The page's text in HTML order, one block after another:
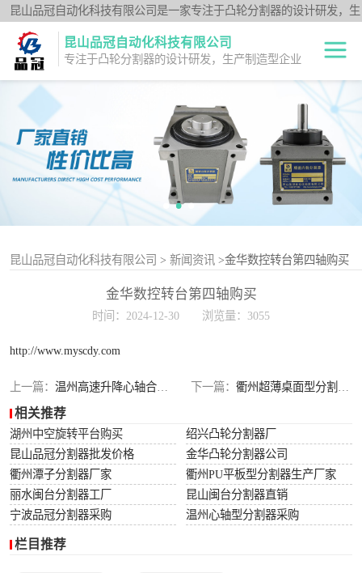
昆山品冠自动化科技有限公司是一家专注于凸轮分割器的设计研发，生
产制造型企业；闽台分割器厂家为客户提供各种高品质的数控转台第四
轴、品冠分割器：法兰型DF系列、法兰中空型DFH系列、平台桌面型
圆柱重负载型Y系列；公司凭借技术优势，可按照客户要求，提供非标
定制服务。
昆山品冠自动化科技有限公司
专注于凸轮分割器的设计研发，生产制造型企业
昆山品冠自动化科技有限公司 > 新闻资讯 >金华数控转台第四轴购买
金华数控转台第四轴购买
时间：2024-12-30 浏览量：3055
http://www.myscdy.com
上一篇： 温州高速升降心轴合并型分割器供应 下一篇： 衢州超薄桌面型分割器厂家
相关推荐
湖州中空旋转平台购买
绍兴凸轮分割器厂
昆山品冠分割器批发价格
金华凸轮分割器公司
衢州潭子分割器厂家
衢州PU平板型分割器生产厂家
丽水闽台分割器工厂
昆山闽台分割器直销
宁波品冠分割器采购
温州心轴型分割器采购
栏目推荐
中空旋转平台TH
系列
升降摇摆型FH系
列
重负载滚柱YT系
平板共轭型PU系
列
心轴型DS系列
平台桌面型DT系
法兰凸缘型DF系
列